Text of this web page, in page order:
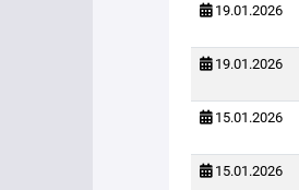
19.01.2026
19.01.2026
15.01.2026
15.01.2026